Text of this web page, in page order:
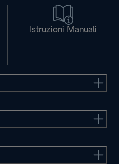
Istruzioni Manuali